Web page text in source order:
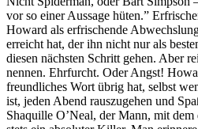
vor so einer Aussage hüten.”
Howard als erfrischende
erreicht hat, der ihn nicht nur als
diesen nächsten Schritt gehen. Aber
nennen. Ehrfurcht. Oder Angst!
freundliches Wort übrig hat, selbst
ist, jeden Abend rauszugehen und
Shaquille O’Neal, der Mann, mit